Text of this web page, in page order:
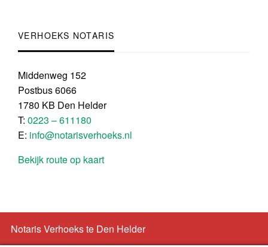
VERHOEKS NOTARIS
Middenweg 152
Postbus 6066
1780 KB Den Helder
T: 0223 – 611180
E: info@notarisverhoeks.nl
Bekijk route op kaart
Notaris Verhoeks te Den Helder